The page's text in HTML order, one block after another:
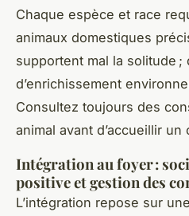
Chaque espèce et race
animaux domestiques
supportent mal la solitude
d’enrichissement
Consultez toujours des
animal avant d’accueillir un
Intégration au foyer :
positive et gestion des
L’intégration repose sur une